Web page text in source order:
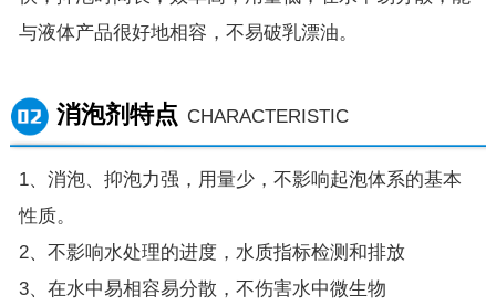
与液体产品很好地相容，不易破乳漂油。
消泡剂特点 CHARACTERISTIC
1、消泡、抑泡力强，用量少，不影响起泡体系的基本
性质。
2、不影响水处理的进度，水质指标检测和排放
3、在水中易相容易分散，不伤害水中微生物